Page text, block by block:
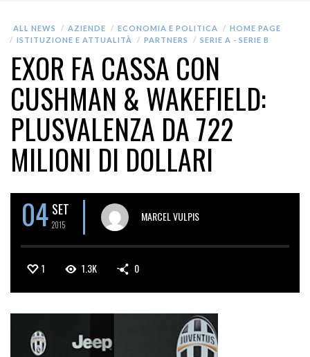
ALL NEWS AZIENDE ECONOMIA E POLITICA
HOME PAGE
ISTITUZIONE E ATTUALITÀ
PARTNERS SERIE A - SERIE B
EXOR FA CASSA CON
CUSHMAN & WAKEFIELD:
PLUSVALENZA DA 722
MILIONI DI DOLLARI
04 SET
2015
MARCEL VULPIS
1 1.3K 0